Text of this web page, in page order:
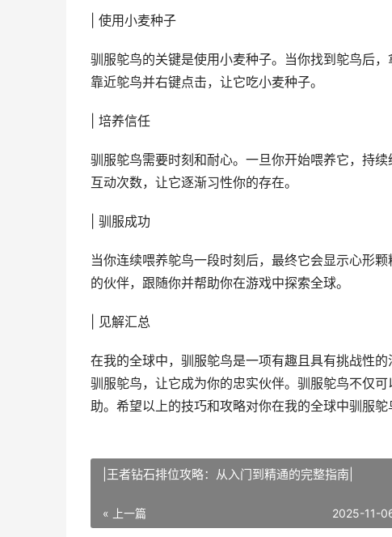
| 使用小麦种子
驯服鸵鸟的关键是使用小麦种子。当你找到鸵鸟后
靠近鸵鸟并右键点击，让它吃小麦种子。
| 培养信任
驯服鸵鸟需要时刻和耐心。一旦你开始喂养它，持
互动次数，让它逐渐习性你的存在。
| 驯服成功
当你连续喂养鸵鸟一段时刻后，最终它会显示心形
的伙伴，跟随你并帮助你在游戏中探索全球。
| 见解汇总
在我的全球中，驯服鸵鸟是一项有趣且具有挑战性
驯服鸵鸟，让它成为你的忠实伙伴。驯服鸵鸟不仅
助。希望以上的技巧和攻略对你在我的全球中驯服鸵
|王者钻石排位攻略：从入门到精通的完整指南|
« 上一篇 2025-11-